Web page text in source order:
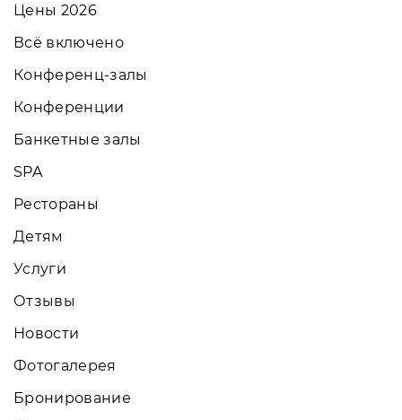
Цены 2026
Всё включено
Конференц-залы
Конференции
Банкетные залы
SPA
Рестораны
Детям
Услуги
Отзывы
Новости
Фотогалерея
Бронирование